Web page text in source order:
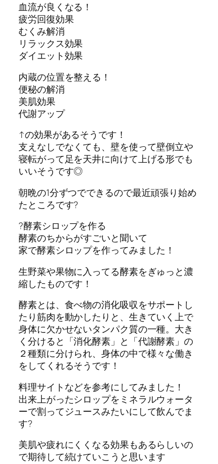
血流が良くなる！
疲労回復効果
むくみ解消
リラックス効果
ダイエット効果
内蔵の位置を整える！
便秘の解消
美肌効果
代謝アップ
↑の効果があるそうです！
支えなしでなくても、壁を使って壁倒立や
寝転がって足を天井に向けて上げる形でも
いいそうです◎
朝晩の1分ずつでできるので最近頑張り始め
たところです?
?酵素シロップを作る
酵素のちからがすごいと聞いて
家で酵素シロップを作ってみました！
生野菜や果物に入ってる酵素をぎゅっと濃
縮したものです！
酵素とは、食べ物の消化吸収をサポートし
たり筋肉を動かしたりと、生きていく上で
身体に欠かせないタンパク質の一種。大き
く分けると「消化酵素」と「代謝酵素」の
２種類に分けられ、身体の中で様々な働き
をしてくれるそうです！
料理サイトなどを参考にしてみました！
出来上がったシロップをミネラルウォータ
ーで割ってジュースみたいにして飲んでま
す?
美肌や疲れにくくなる効果もあるらしいの
で期待して続けていこうと思います